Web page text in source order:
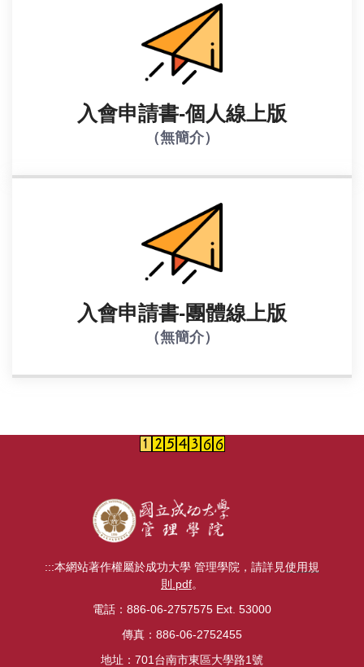
入會申請書-個人線上版
（無簡介）
入會申請書-團體線上版
（無簡介）
:::本網站著作權屬於成功大學 管理學院，請詳見使用規
則.pdf。
電話：886-06-2757575 Ext. 53000
傳真：886-06-2752455
地址：701台南市東區大學路1號